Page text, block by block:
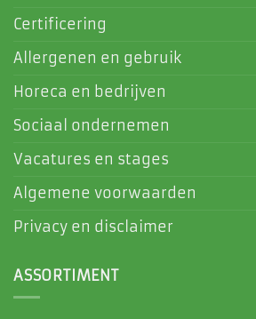
Certificering
Allergenen en gebruik
Horeca en bedrijven
Sociaal ondernemen
Vacatures en stages
Algemene voorwaarden
Privacy en disclaimer
ASSORTIMENT